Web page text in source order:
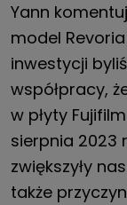
Yann
model Revoria
inwestycji
współpracy,
w płyty
sierpnia 2023
zwiększyły
także